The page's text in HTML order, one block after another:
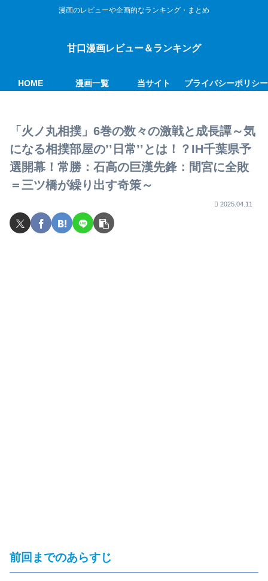
漫画のレビューや企画的なランキング・まとめ
甘口漫画レビュー＆ランキング
HOME 漫画一覧 当サイト プライバシーポリシー
「火ノ丸相撲」6巻の数々の激戦と成長譚～気
になる相撲部屋の’’日常’’とは！？IH千葉県予
選開幕！常勝：石高の巨漢先鋒：間宮に全敗
＝三ツ橋が繰り出す奇策～
2025.04.11
前回までのあらすじ